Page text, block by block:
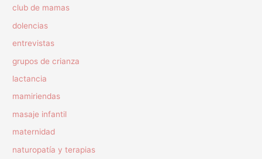
club de mamas
dolencias
entrevistas
grupos de crianza
lactancia
mamiriendas
masaje infantil
maternidad
naturopatía y terapias